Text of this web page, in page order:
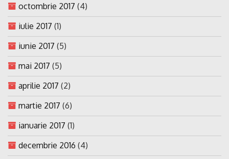
octombrie 2017 (4)
iulie 2017 (1)
iunie 2017 (5)
mai 2017 (5)
aprilie 2017 (2)
martie 2017 (6)
ianuarie 2017 (1)
decembrie 2016 (4)